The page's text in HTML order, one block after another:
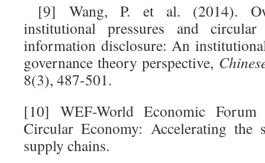
[9] Wang, P. et al. (2014).
institutional pressures and circular
information disclosure: An
governance theory perspective,
8(3), 487-501.
[10] WEF-World Economic
Circular Economy: Accelerating the
supply chains.